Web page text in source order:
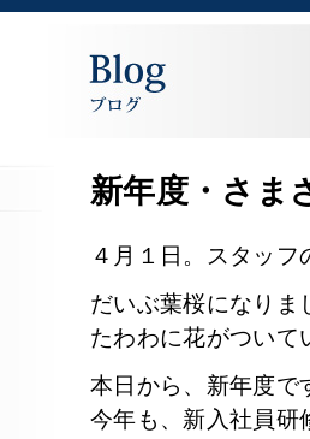
新年度・さま
４月１日。スタッフ
だいぶ葉桜になりま
たわわに花がついて
本日から、新年度で
今年も、新入社員研